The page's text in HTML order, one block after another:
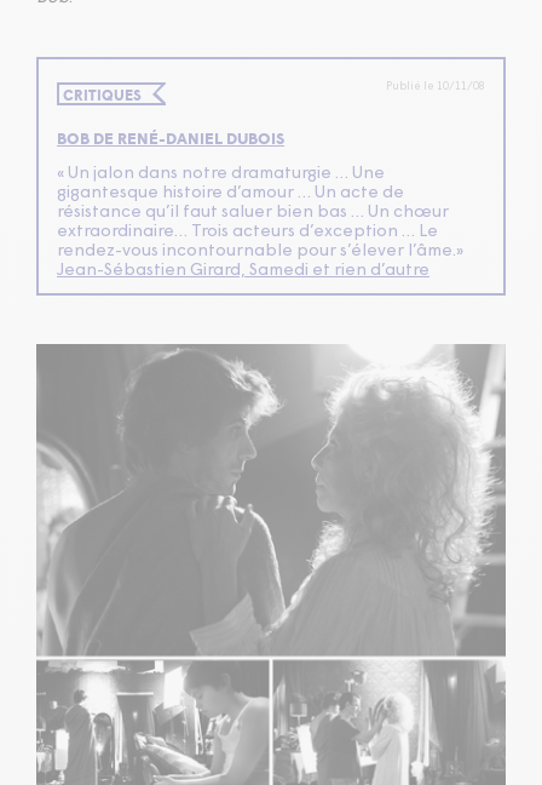
CRITIQUES Publié le 10/11/08
BOB DE RENÉ-DANIEL DUBOIS
« Un jalon dans notre dramaturgie … Une
gigantesque histoire d’amour … Un acte de
résistance qu’il faut saluer bien bas … Un chœur
extraordinaire… Trois acteurs d’exception … Le
rendez-vous incontournable pour s’élever l’âme.»
Jean-Sébastien Girard, Samedi et rien d’autre